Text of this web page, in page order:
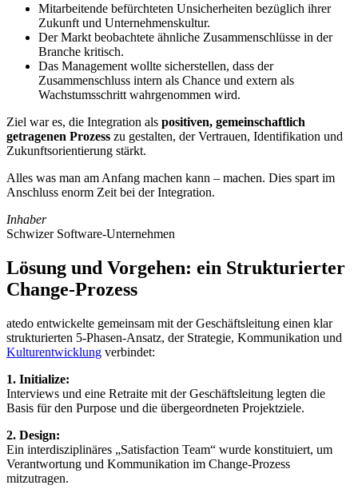
Mitarbeitende befürchteten Unsicherheiten bezüglich ihrer
Zukunft und Unternehmenskultur.
Der Markt beobachtete ähnliche Zusammenschlüsse in der
Branche kritisch.
Das Management wollte sicherstellen, dass der
Zusammenschluss intern als Chance und extern als
Wachstumsschritt wahrgenommen wird.
Ziel war es, die Integration als positiven, gemeinschaftlich
getragenen Prozess zu gestalten, der Vertrauen, Identifikation und
Zukunftsorientierung stärkt.
Alles was man am Anfang machen kann – machen. Dies spart im
Anschluss enorm Zeit bei der Integration.
Inhaber
Schwizer Software-Unternehmen
Lösung und Vorgehen: ein Strukturierter
Change-Prozess
atedo entwickelte gemeinsam mit der Geschäftsleitung einen klar
strukturierten 5-Phasen-Ansatz, der Strategie, Kommunikation und
Kulturentwicklung verbindet:
1. Initialize:
Interviews und eine Retraite mit der Geschäftsleitung legten die
Basis für den Purpose und die übergeordneten Projektziele.
2. Design:
Ein interdisziplinäres „Satisfaction Team“ wurde konstituiert, um
Verantwortung und Kommunikation im Change-Prozess
mitzutragen.